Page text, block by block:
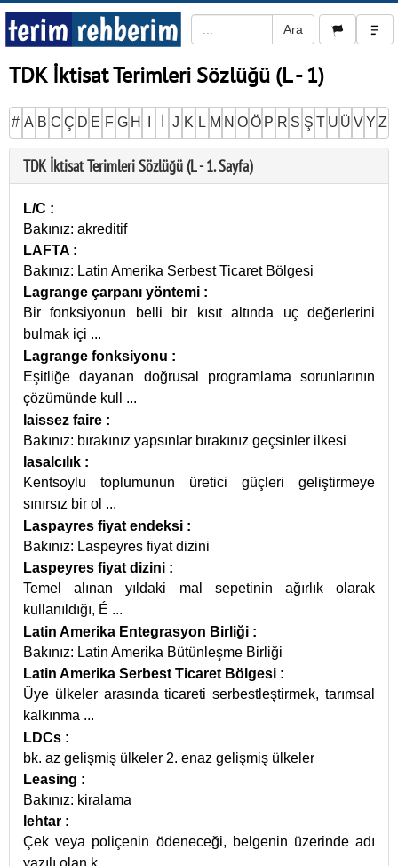
TDK İktisat Terimleri Sözlüğü (L - 1)
# A B C Ç D E F G H J K L M N O Ö P R S Ş T U Ü V Y Z
TDK İktisat Terimleri Sözlüğü (L - 1. Sayfa)
L/C :
Bakınız: akreditif
LAFTA :
Bakınız: Latin Amerika Serbest Ticaret Bölgesi
Lagrange çarpanı yöntemi :
Bir fonksiyonun belli bir kısıt altında uç değerlerini
bulmak içi ...
Lagrange fonksiyonu :
Eşitliğe dayanan doğrusal programlama sorunlarının
çözümünde kull ...
laissez faire :
Bakınız: bırakınız yapsınlar bırakınız geçsinler ilkesi
lasalcılık :
Kentsoylu toplumunun üretici güçleri geliştirmeye
sınırsız bir ol ...
Laspayres fiyat endeksi :
Bakınız: Laspeyres fiyat dizini
Laspeyres fiyat dizini :
Temel alınan yıldaki mal sepetinin ağırlık olarak
kullanıldığı, É ...
Latin Amerika Entegrasyon Birliği :
Bakınız: Latin Amerika Bütünleşme Birliği
Latin Amerika Serbest Ticaret Bölgesi :
Üye ülkeler arasında ticareti serbestleştirmek, tarımsal
kalkınma ...
LDCs :
bk. az gelişmiş ülkeler 2. enaz gelişmiş ülkeler
Leasing :
Bakınız: kiralama
lehtar :
Çek veya poliçenin ödeneceği, belgenin üzerinde adı
yazılı olan k ...